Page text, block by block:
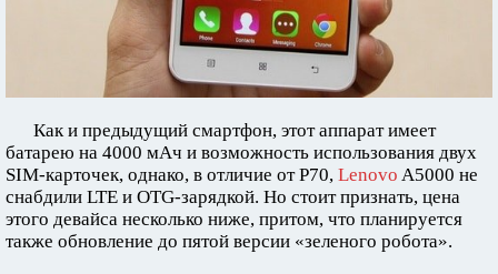
Как и предыдущий смартфон, этот аппарат имеет
батарею на 4000 мАч и возможность использования двух
SIM-карточек, однако, в отличие от P70, Lenovo A5000 не
снабдили LTE и OTG-зарядкой. Но стоит признать, цена
этого девайса несколько ниже, притом, что планируется
также обновление до пятой версии «зеленого робота».